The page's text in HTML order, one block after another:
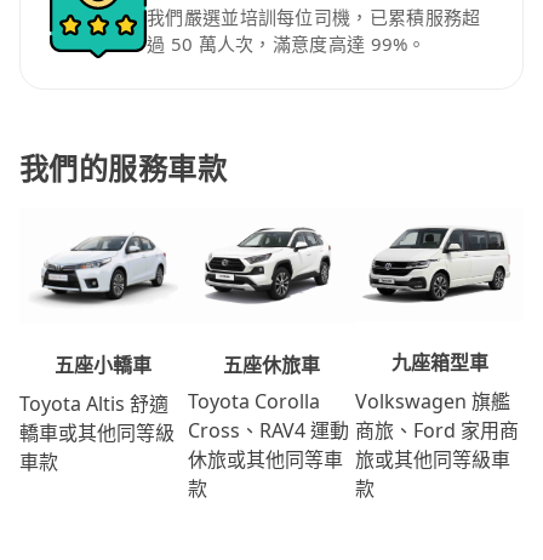
我們嚴選並培訓每位司機，已累積服務超
過 50 萬人次，滿意度高達 99%。
我們的服務車款
五座小轎車
Toyota Altis 舒適
轎車或其他同等級
車款
五座休旅車
Toyota Corolla
Cross、RAV4 運動
休旅或其他同等車
款
九座箱型車
Volkswagen 旗艦
商旅、Ford 家用商
旅或其他同等級車
款